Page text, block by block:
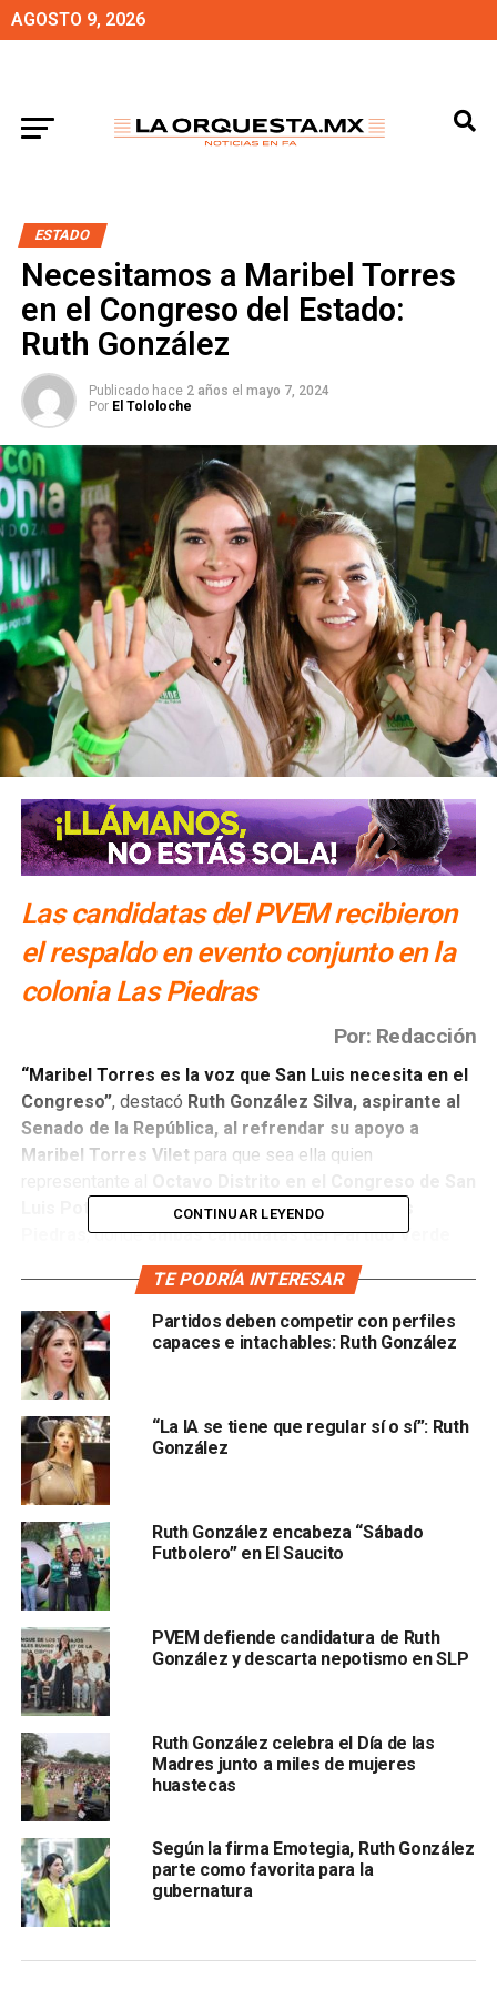
AGOSTO 9, 2026
ESTADO
Necesitamos a Maribel Torres
en el Congreso del Estado:
Ruth González
Publicado hace 2 años el mayo 7, 2024
Por El Tololoche
Las candidatas del PVEM recibieron
el respaldo en evento conjunto en la
colonia Las Piedras
Por: Redacción
“Maribel Torres es la voz que San Luis necesita en el
Congreso”, destacó Ruth González Silva, aspirante al
Senado de la República, al refrendar su apoyo a
Maribel Torres Vilet para que sea ella quien
, duranteun evento en la colonia Las
, dondeambas candidatas del Partido Verde
Ecologista de México (PVEM)recibieron el respaldo de
cientos de simpatizantes.
“Necesitamos a una mujer trabajadora, una mujer que
ama a su estado, que además de empresaria, es
madre de familia y que anhela como nosotros un
estado que esté en la continua transformación;
necesitamos esa voz en el Congreso del Estado”, resaltó
Ruth González, al agradecer a los habitantes de Las
piedras por todas sus muestras de cariño.
Ante cientos de simpatizantes ahí reunidos, Ruth
González afirmó que es tiempo de mujeres y que el PVEM
cuenta con los mejores perfiles,
Maribel Torres Vilet como su próxima diputada local,
para Sonia Mendoza como presidenta municipal,
para ella como representante de San Luis Potosí en el
Senado de la República y para las demás candidatas del
Verde.
CONTINUAR LEYENDO
TE PODRÍA INTERESAR
Partidos deben competir con perfiles
capaces e intachables: Ruth González
“La IA se tiene que regular sí o sí”: Ruth
González
Ruth González encabeza “Sábado
Futbolero” en El Saucito
PVEM defiende candidatura de Ruth
González y descarta nepotismo en SLP
Ruth González celebra el Día de las
Madres junto a miles de mujeres
huastecas
Según la firma Emotegia, Ruth González
parte como favorita para la
gubernatura